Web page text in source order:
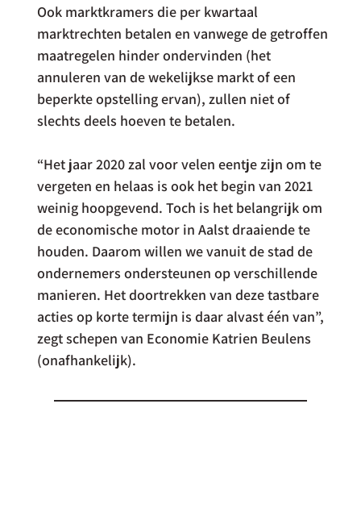
Ook marktkramers die per kwartaal
marktrechten betalen en vanwege de getroffen
maatregelen hinder ondervinden (het
annuleren van de wekelijkse markt of een
beperkte opstelling ervan), zullen niet of
slechts deels hoeven te betalen.
“Het jaar 2020 zal voor velen eentje zijn om te
vergeten en helaas is ook het begin van 2021
weinig hoopgevend. Toch is het belangrijk om
de economische motor in Aalst draaiende te
houden. Daarom willen we vanuit de stad de
ondernemers ondersteunen op verschillende
manieren. Het doortrekken van deze tastbare
acties op korte termijn is daar alvast één van”,
zegt schepen van Economie Katrien Beulens
(onafhankelijk).